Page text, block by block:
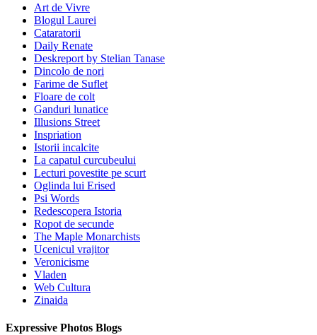
Art de Vivre
Blogul Laurei
Cataratorii
Daily Renate
Deskreport by Stelian Tanase
Dincolo de nori
Farime de Suflet
Floare de colt
Ganduri lunatice
Illusions Street
Inspriation
Istorii incalcite
La capatul curcubeului
Lecturi povestite pe scurt
Oglinda lui Erised
Psi Words
Redescopera Istoria
Ropot de secunde
The Maple Monarchists
Ucenicul vrajitor
Veronicisme
Vladen
Web Cultura
Zinaida
Expressive Photos Blogs